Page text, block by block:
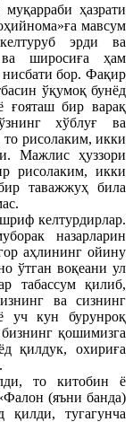
ҳазрати
мавсум
эрди ва
широсиға ҳам
нисбати бор. Фақир
ўқумоқ бунёд
ғояташ бир варақ
хўблуғ ва
то рисолаким, икки
Мажлис ҳуззори
рисолаким, икки
таважжуҳ била
келтурдирлар.
назарларин
аҳлининг ойину
ўтган воқеани ул
табассум қилиб,
ва сизнинг
уч кун бурунроқ
қошимизга
қилдук, охириға
то китобин ё
(яъни банда)
қилди, тугагунча